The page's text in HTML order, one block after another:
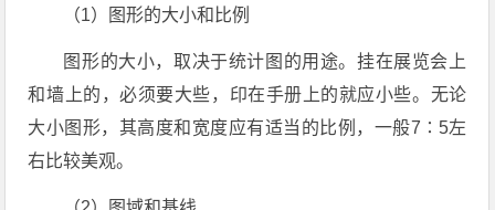
（1）图形的大小和比例
图形的大小，取决于统计图的用途。挂在展览会上
和墙上的，必须要大些，印在手册上的就应小些。无论
大小图形，其高度和宽度应有适当的比例，一般7∶5左
右比较美观。